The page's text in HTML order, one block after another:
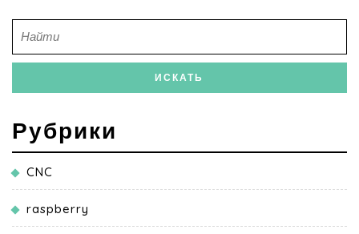
Рубрики
CNC
raspberry